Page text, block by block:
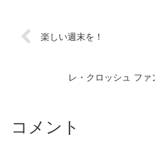
楽しい週末を！
レ・クロッシュ フ
コメント